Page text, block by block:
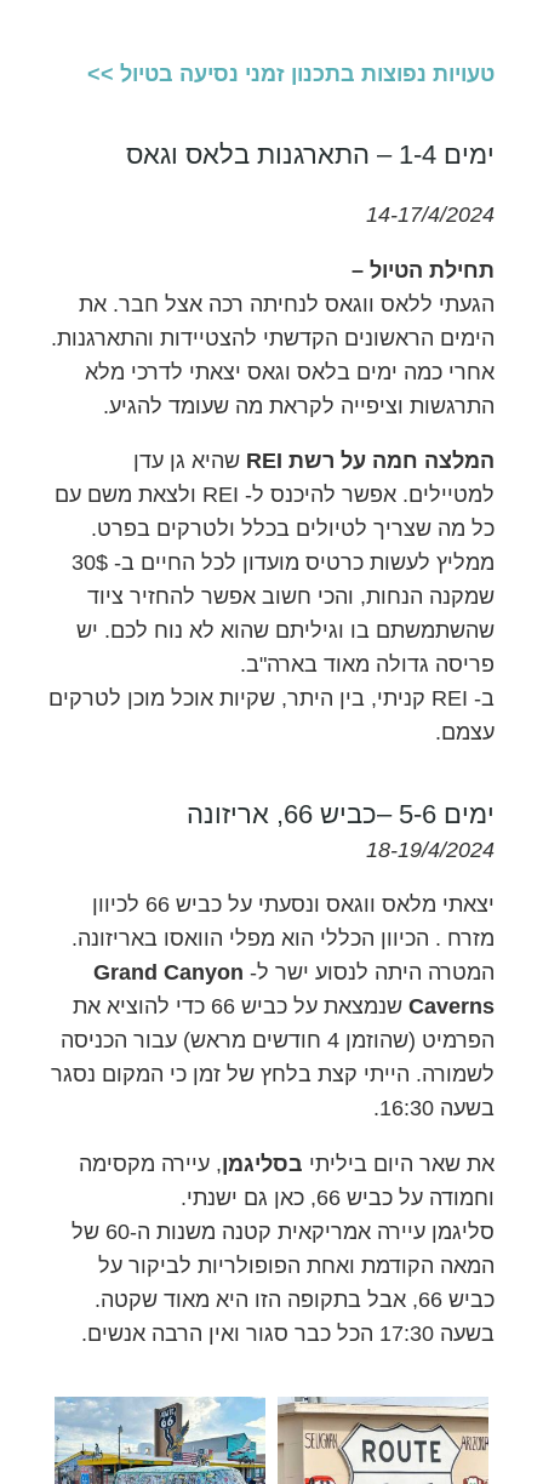
טעויות נפוצות בתכנון זמני נסיעה בטיול >>
ימים 1-4 – התארגנות בלאס וגאס
14-17/4/2024
תחילת הטיול –
הגעתי ללאס ווגאס לנחיתה רכה אצל חבר. את
הימים הראשונים הקדשתי להצטיידות והתארגנות.
אחרי כמה ימים בלאס וגאס יצאתי לדרכי מלא
התרגשות וציפייה לקראת מה שעומד להגיע.
המלצה חמה על רשת REI
שהיא גן עדן
למטיילים. אפשר להיכנס ל- REI ולצאת משם עם
כל מה שצריך לטיולים בכלל ולטרקים בפרט.
ממליץ לעשות כרטיס מועדון לכל החיים ב- 30$
שמקנה הנחות, והכי חשוב אפשר להחזיר ציוד
שהשתמשתם בו וגיליתם שהוא לא נוח לכם. יש
פריסה גדולה מאוד בארה"ב.
ב- REI קניתי, בין היתר, שקיות אוכל מוכן לטרקים
עצמם.
ימים 5-6 –כביש 66, אריזונה
18-19/4/2024
יצאתי מלאס ווגאס ונסעתי על כביש 66 לכיוון
מזרח . הכיוון הכללי הוא מפלי הוואסו באריזונה.
המטרה היתה לנסוע ישר ל- Grand Canyon
Caverns
שנמצאת על כביש 66 כדי להוציא את
הפרמיט (שהוזמן 4 חודשים מראש) עבור הכניסה
לשמורה. הייתי קצת בלחץ של זמן כי המקום נסגר
בשעה 16:30.
את שאר היום ביליתי בסליגמן, עיירה מקסימה
וחמודה על כביש 66, כאן גם ישנתי.
סליגמן עיירה אמריקאית קטנה משנות ה-60 של
המאה הקודמת ואחת הפופולריות לביקור על
כביש 66, אבל בתקופה הזו היא מאוד שקטה.
בשעה 17:30 הכל כבר סגור ואין הרבה אנשים.